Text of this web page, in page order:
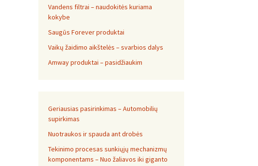
Vandens filtrai – naudokitės kuriama
kokybe
Saugūs Forever produktai
Vaikų žaidimo aikštelės – svarbios dalys
Amway produktai – pasidžiaukim
Geriausias pasirinkimas – Automobilių
supirkimas
Nuotraukos ir spauda ant drobės
Tekinimo procesas sunkiųjų mechanizmų
komponentams – Nuo žaliavos iki giganto